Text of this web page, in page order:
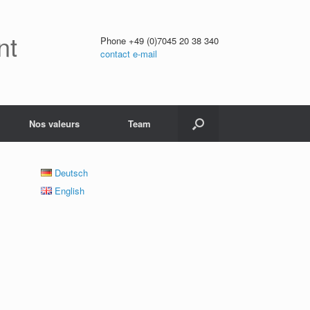
Phone +49 (0)7045 20 38 340
contact e-mail
Nos valeurs Team
Deutsch
English